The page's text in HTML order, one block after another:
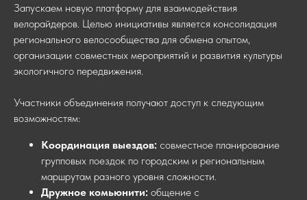
Запускаем новую платформу для взаимодействия
велорайдеров. Целью инициативы является консолидация
регионального велосообщества для обмена опытом,
организации совместных мероприятий и развития культуры
экологичного передвижения.
Участники объединения получают доступ к следующим
возможностям:
Координация выездов: совместное планирование
групповых поездок по городским и региональным
маршрутам разного уровня сложности.
Дружное комьюнити: общение с